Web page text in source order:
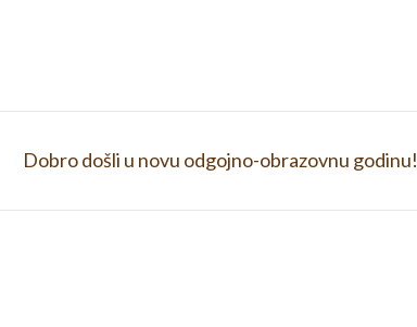
Dobro došli u novu odgojno-obrazovnu godinu!